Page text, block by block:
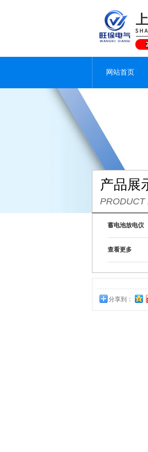
网站首页
产品展
PRODUCT
蓄电池放电仪
查看更多
分享到：